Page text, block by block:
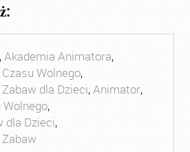
,Akademia Animatora,
Wolnego,
dla Dzieci,Animator,
,
dla Dzieci,